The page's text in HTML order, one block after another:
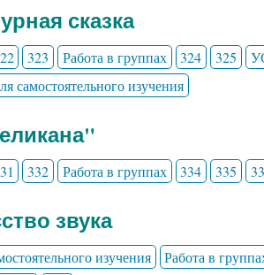
сказка
323 Работа в группах 324 325
самостоятельного изучения
332 Работа в группах 334 335
звука
изучения Работа в